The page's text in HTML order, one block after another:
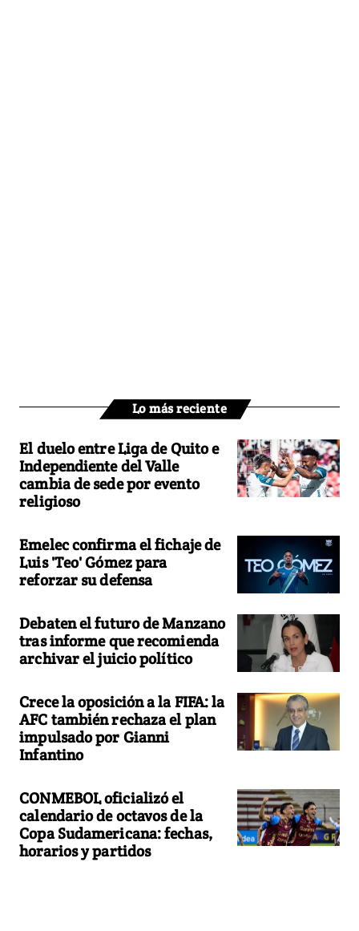
Lo más reciente
El duelo entre Liga de Quito e
Independiente del Valle
cambia de sede por evento
religioso
Emelec confirma el fichaje de
Luis 'Teo' Gómez para
reforzar su defensa
Debaten el futuro de Manzano
tras informe que recomienda
archivar el juicio político
Crece la oposición a la FIFA: la
AFC también rechaza el plan
impulsado por Gianni
Infantino
CONMEBOL oficializó el
calendario de octavos de la
Copa Sudamericana: fechas,
horarios y partidos